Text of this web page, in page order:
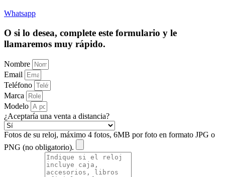
Whatsapp
O si lo desea, complete este formulario y le
llamaremos muy rápido.
Nombre
Email
Teléfono
Marca
Modelo
¿Aceptaría una venta a distancia?
Fotos de su reloj, máximo 4 fotos, 6MB por foto en formato JPG o
PNG (no obligatorio).